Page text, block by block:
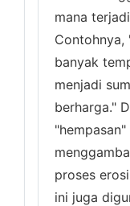
mana
Contohnya,
banyak
menjadi
berharga."
proses
ini juga